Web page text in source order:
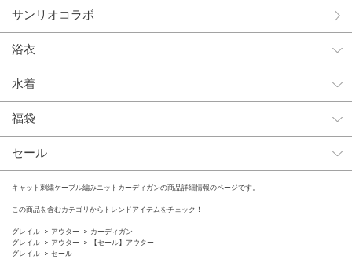
サンリオコラボ
浴衣
水着
福袋
セール
キャット刺繍ケーブル編みニットカーディガンの商品詳細情報のページです。
この商品を含むカテゴリからトレンドアイテムをチェック！
グレイル アウター
カーディガン
グレイル
アウター
【セール】アウター
グレイル
セール